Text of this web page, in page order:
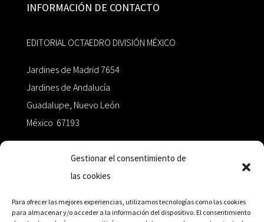
Gestionar el consentimiento de
las cookies
Para ofrecer las mejores experiencias, utilizamos tecnologías como las cookies
para almacenar y/o acceder a la información del dispositivo. El consentimiento
INFORMACIÓN DE CONTACTO
EDITORIAL OCTAEDRO DIVISIÓN MÉXICO
Jardines de Madrid 7654
Jardines de Andalucía
Guadalupe, Nuevo León
México 67193
+52 811.499.5638